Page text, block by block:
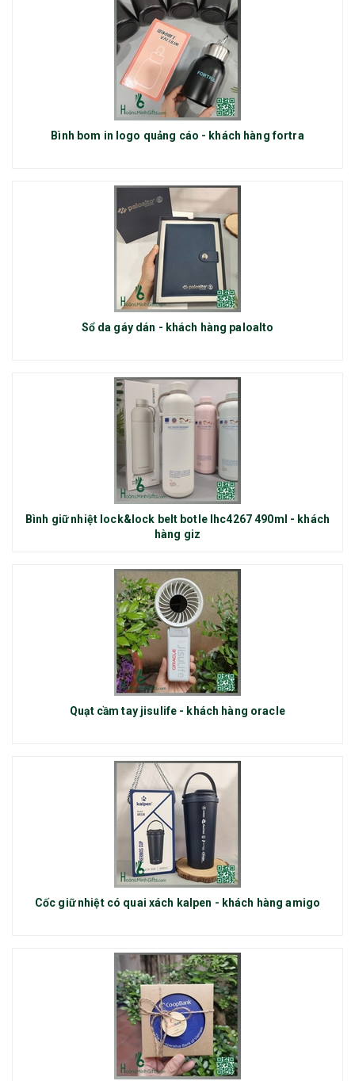
Bình bom in logo quảng cáo - khách hàng fortra
Sổ da gáy dán - khách hàng paloalto
Bình giữ nhiệt lock&lock belt botle lhc4267 490ml - khách
hàng giz
Quạt cầm tay jisulife - khách hàng oracle
Cốc giữ nhiệt có quai xách kalpen - khách hàng amigo